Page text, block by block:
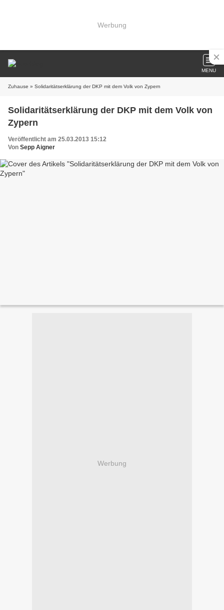
Werbung
MENU
Zuhause » Solidaritätserklärung der DKP mit dem Volk von Zypern
Solidaritätserklärung der DKP mit dem Volk von
Zypern
Veröffentlicht am 25.03.2013 15:12
Von Sepp Aigner
Werbung